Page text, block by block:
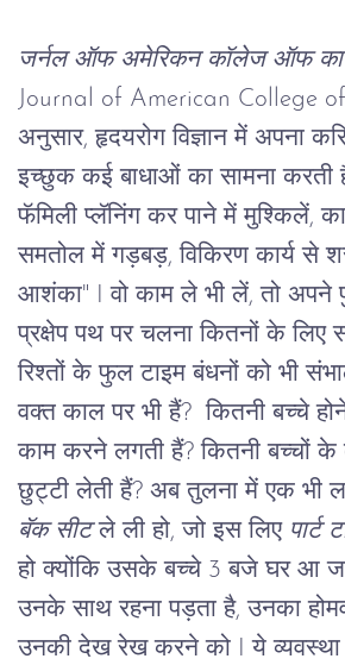
जर्नल ऑफ अमेरिकन कॉलेज ऑफ
Journal of American College
अनुसार, हृदयरोग विज्ञान में अपना
इच्छुक कई बाधाओं का सामना करती
फॅमिली प्लॅनिंग कर पाने में मुश्किलें,
समतोल में गड़बड़, विकिरण कार्य से
आशंका" I वो काम ले भी लें, तो अपने
प्रक्षेप पथ पर चलना कितनों के लिए
रिश्तों के फुल टाइम बंधनों को भी
वक्त काल पर भी हैं?  कितनी बच्चे
काम करने लगती हैं? कितनी बच्चों के
छुट्टी लेती हैं? अब तुलना में एक भी
बॅक सीट ले ली हो, जो इस लिए पार्ट
हो क्योंकि उसके बच्चे 3 बजे घर आ
उनके साथ रहना पड़ता है, उनका
उनकी देख रेख करने को I ये